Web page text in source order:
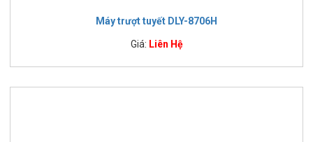
Máy trượt tuyết DLY-8706H
Giá: Liên Hệ